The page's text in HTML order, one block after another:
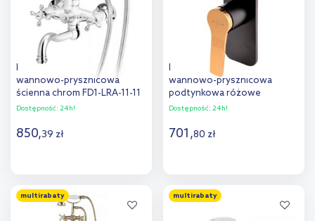
FDesign Lacrima bateria
wannowo-prysznicowa
ścienna chrom FD1-LRA-11-11
Dostępność: 24h!
850,39 zł
Dodaj do
FDesign Seppia bateria
wannowo-prysznicowa
podtynkowa różowe
złoto/czarny mat FD1-SPA-7P-
Dostępność: 24h!
701,80 zł
Dodaj do
multirabaty multirabaty